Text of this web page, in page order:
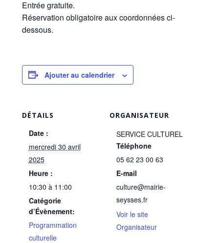
Entrée gratuite.
Réservation obligatoire aux coordonnées ci-
dessous.
Ajouter au calendrier
DÉTAILS
Date :
mercredi 30 avril
2025
Heure :
10:30 à 11:00
Catégorie
d’Évènement:
Programmation
culturelle
ORGANISATEUR
SERVICE CULTUREL
Téléphone
05 62 23 00 63
E-mail
culture@mairie-
seysses.fr
Voir le site
Organisateur